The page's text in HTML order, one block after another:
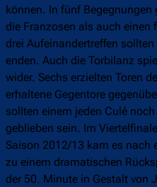
können. In fünf Begegnungen
die Franzosen als auch einen
drei Aufeinandertreffen
enden. Auch die Torbilanz
wider. Sechs erzielten Toren
erhaltene Gegentore
sollten einem jeden Culé
geblieben sein. Im
Saison 2012/13 kam es nach
zu einem dramatischen
der 50. Minute in Gestalt von